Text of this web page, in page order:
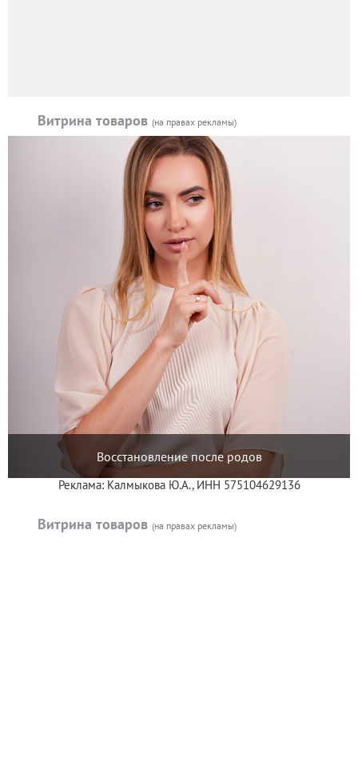
Витрина товаров (на правах рекламы)
Восстановление после родов
Реклама: Калмыкова Ю.А., ИНН 575104629136
Витрина товаров (на правах рекламы)